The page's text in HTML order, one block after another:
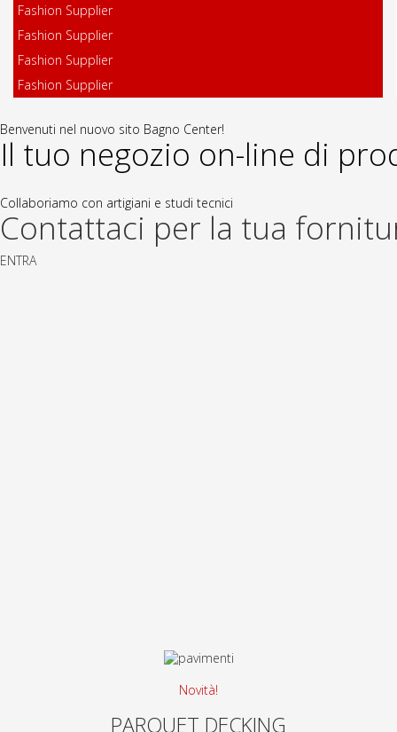
Fashion Supplier
Fashion Supplier
Fashion Supplier
Fashion Supplier
Benvenuti nel nuovo sito Bagno Center!
Il tuo negozio on-line di
Collaboriamo con artigiani e studi tecnici
Contattaci per la tua
ENTRA
Novità!
PARQUET DECKING